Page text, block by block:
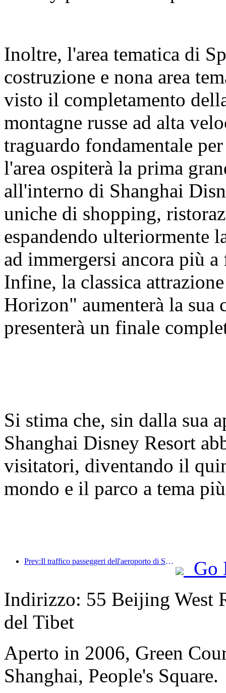
Inoltre, l'area tematica di
costruzione e nona area
visto il completamento
montagne russe ad alta
traguardo fondamentale
l'area ospiterà la prima
all'interno di Shanghai
uniche di shopping,
espandendo ulteriormente
ad immergersi ancora più
Infine, la classica
Horizon" aumenterà la sua
presenterà un finale
Si stima che, sin dalla sua
Shanghai Disney Resort
visitatori, diventando il
mondo e il parco a tema
Prev:Il traffico passeggeri dell'aeroporto di Shenzhen ha superato i 3 milioni quest'anno, stabilendo un nuovo record per lo stesso periodo.
Go
Indirizzo: 55 Beijing West
del Tibet
Aperto in 2006, Green
Shanghai, People's Square.